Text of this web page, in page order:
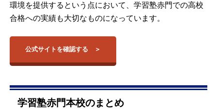
環境を提供するという点において、学習塾赤門での高校
合格への実績も大切なものになっています。
公式サイトを確認する
学習塾赤門本校のまとめ